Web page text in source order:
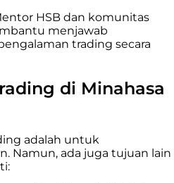
HSB dan komunitas
menjawab
trading secara
di Minahasa
adalah untuk
Namun, ada juga tujuan lain